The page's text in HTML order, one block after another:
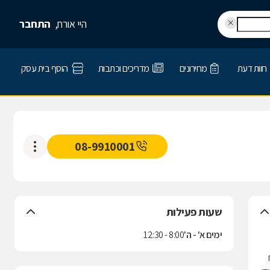
היי אורח, התחבר
חוות דעת מחירונים מדריכים וכתבות הוסף בית עסק
08-9910001
שעות פעילות
ימים א' - ה'8:00 - 12:30